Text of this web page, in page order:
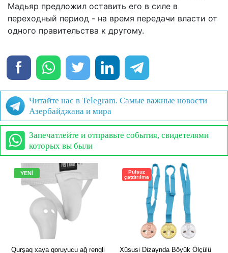
Мадьяр предложил оставить его в силе в
переходный период - на время передачи власти от
одного правительства к другому.
Читайте нас в Telegram. Самые важные новости
Азербайджана и мира
Запечатлейте и отправьте события, свидетелями
которых вы были